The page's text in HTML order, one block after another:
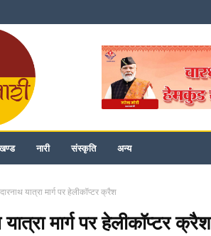
नारी संस्कृति अन्य
यात्रा मार्ग पर हेलीकॉप्टर क्रैश
मार्ग पर हेलीकॉप्टर क्रैश